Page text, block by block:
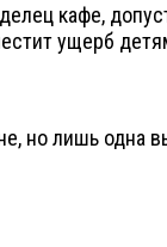
кафе,
ущерб
но лишь одна